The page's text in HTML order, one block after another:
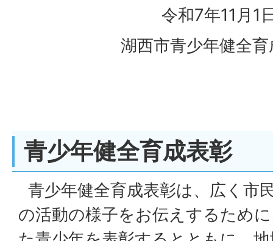
令和7年11月1
湖西市青少年健全
青少年健全育成表彰
青少年健全育成表彰は、広く市
の活動の様子をお伝えするため